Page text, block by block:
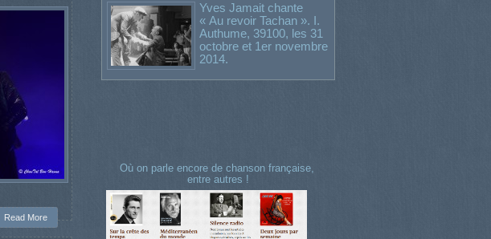
Read More
Yves Jamait chante
« Au revoir Tachan ». I.
Authume, 39100, les 31
octobre et 1er novembre
2014.
Où on parle encore de chanson française,
entre autres !